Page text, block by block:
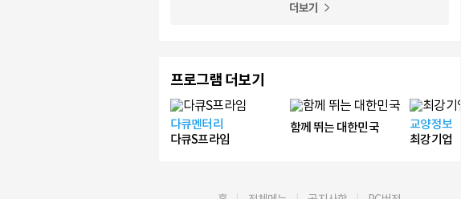
더보기
프로그램 더보기
다큐멘터리
다큐S프라임
함께 뛰는 대한민국
교양정보
최강기업